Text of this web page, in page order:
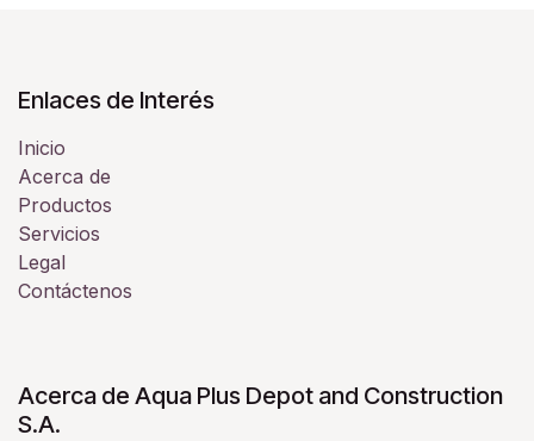
Enlaces de Interés
Inicio
Acerca de
Productos
Servicios
Legal
Contáctenos
Acerca de Aqua Plus Depot and Construction
S.A.